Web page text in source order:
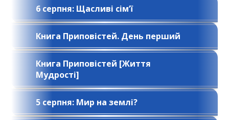
6 серпня: Щасливі сім’ї
Книга Приповістей. День перший
Книга Приповістей [Життя
Мудрості]
5 серпня: Мир на землі?